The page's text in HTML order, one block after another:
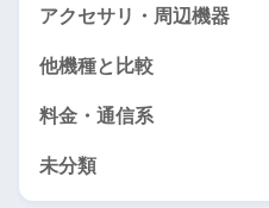
アクセサリ・周辺機器
他機種と比較
料金・通信系
未分類